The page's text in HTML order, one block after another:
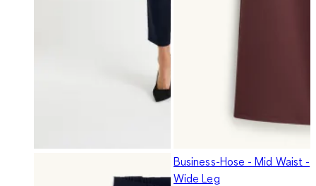
Business-Hose - Mid Waist -
Wide Leg